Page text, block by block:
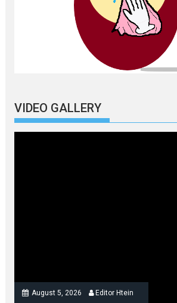
VIDEO GALLERY
August 5, 2026
Editor Htein